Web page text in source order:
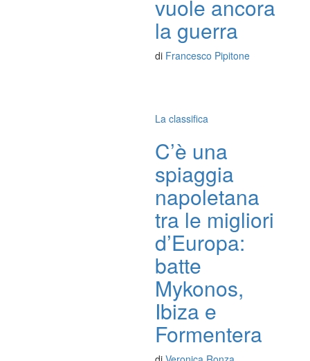
vuole ancora
la guerra
di Francesco Pipitone
La classifica
C’è una
spiaggia
napoletana
tra le migliori
d’Europa:
batte
Mykonos,
Ibiza e
Formentera